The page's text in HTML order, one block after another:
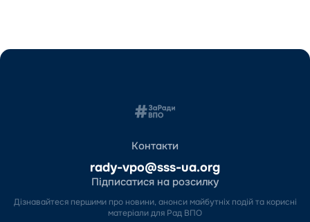
Контакти
rady-vpo@sss-ua.org
Підписатися на розсилку
Дізнавайтеся першими про новини, анонси майбутніх подій та корисні
матеріали для Рад ВПО